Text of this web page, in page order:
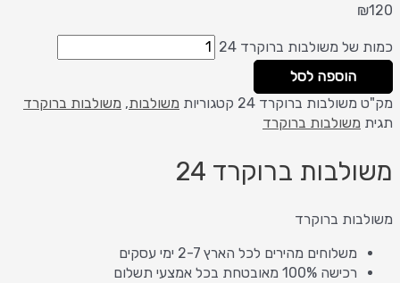
₪120
כמות של משולבות ברוקרד 24
הוספה לסל
מק"טמשולבות ברוקרד 24 קטגוריות משולבות,משולבות ברוקרד
תגית משולבות ברוקרד
משולבות ברוקרד 24
משולבות ברוקרד
משלוחים מהירים לכל הארץ 2-7 ימי עסקים
רכישה 100% מאובטחת בכל אמצעי תשלום